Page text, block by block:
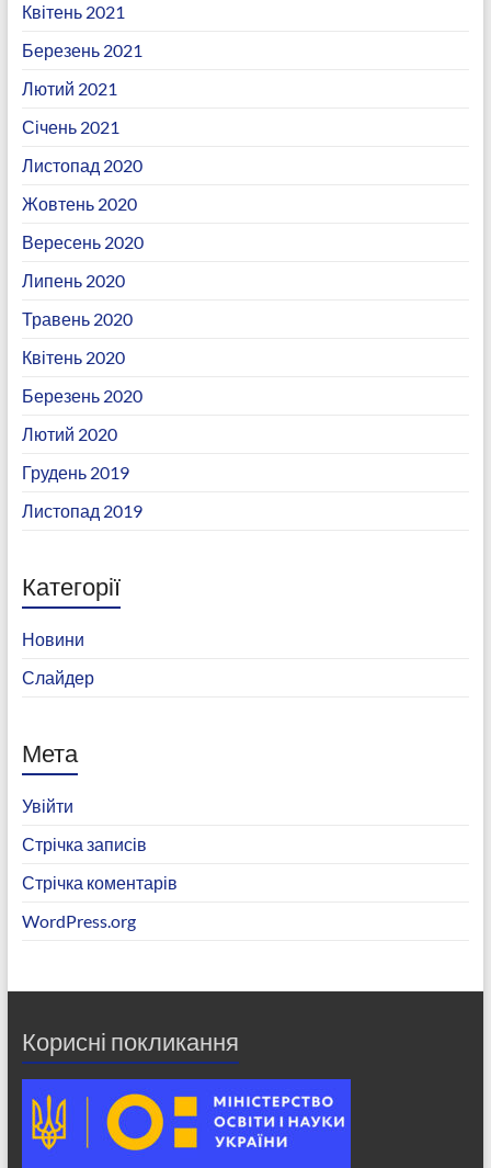
Квітень 2021
Березень 2021
Лютий 2021
Січень 2021
Листопад 2020
Жовтень 2020
Вересень 2020
Липень 2020
Травень 2020
Квітень 2020
Березень 2020
Лютий 2020
Грудень 2019
Листопад 2019
Категорії
Новини
Слайдер
Мета
Увійти
Стрічка записів
Стрічка коментарів
WordPress.org
Корисні покликання